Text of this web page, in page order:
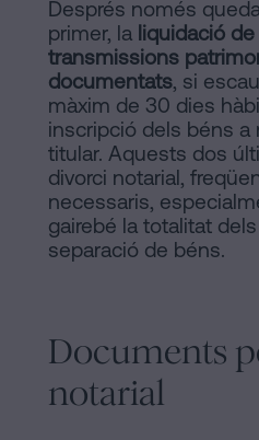
Després només
primer, la liquidació
transmissions
documentats, si
màxim de 30 dies
inscripció dels béns a
titular. Aquests dos
divorci notarial,
necessaris,
gairebé la totalitat
separació de béns.
Documents
notarial